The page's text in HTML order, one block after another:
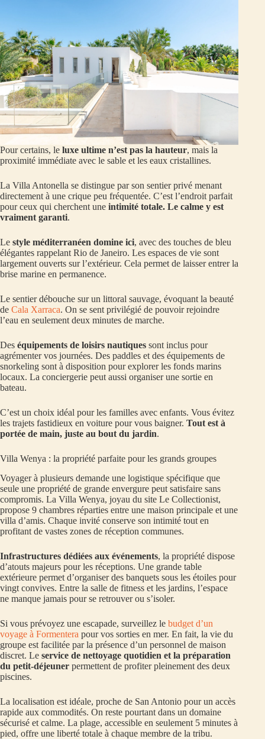
Pour certains, le luxe ultime n’est pas la hauteur, mais la
proximité immédiate avec le sable et les eaux cristallines.
La Villa Antonella se distingue par son sentier privé menant
directement à une crique peu fréquentée. C’est l’endroit parfait
pour ceux qui cherchent une intimité totale. Le calme y est
vraiment garanti.
Le style méditerranéen domine ici, avec des touches de bleu
élégantes rappelant Rio de Janeiro. Les espaces de vie sont
largement ouverts sur l’extérieur. Cela permet de laisser entrer la
brise marine en permanence.
Le sentier débouche sur un littoral sauvage, évoquant la beauté
de Cala Xarraca. On se sent privilégié de pouvoir rejoindre
l’eau en seulement deux minutes de marche.
Des équipements de loisirs nautiques sont inclus pour
agrémenter vos journées. Des paddles et des équipements de
snorkeling sont à disposition pour explorer les fonds marins
locaux. La conciergerie peut aussi organiser une sortie en
bateau.
C’est un choix idéal pour les familles avec enfants. Vous évitez
les trajets fastidieux en voiture pour vous baigner. Tout est à
portée de main, juste au bout du jardin.
Villa Wenya : la propriété parfaite pour les grands groupes
Voyager à plusieurs demande une logistique spécifique que
seule une propriété de grande envergure peut satisfaire sans
compromis. La Villa Wenya, joyau du site Le Collectionist,
propose 9 chambres réparties entre une maison principale et une
villa d’amis. Chaque invité conserve son intimité tout en
profitant de vastes zones de réception communes.
Infrastructures dédiées aux événements, la propriété dispose
d’atouts majeurs pour les réceptions. Une grande table
extérieure permet d’organiser des banquets sous les étoiles pour
vingt convives. Entre la salle de fitness et les jardins, l’espace
ne manque jamais pour se retrouver ou s’isoler.
Si vous prévoyez une escapade, surveillez le budget d’un
voyage à Formentera pour vos sorties en mer. En fait, la vie du
groupe est facilitée par la présence d’un personnel de maison
discret. Le service de nettoyage quotidien et la préparation
du petit-déjeuner permettent de profiter pleinement des deux
piscines.
La localisation est idéale, proche de San Antonio pour un accès
rapide aux commodités. On reste pourtant dans un domaine
sécurisé et calme. La plage, accessible en seulement 5 minutes à
pied, offre une liberté totale à chaque membre de la tribu.